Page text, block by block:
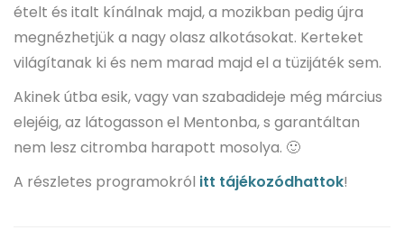
ételt és italt kínálnak majd, a mozikban pedig újra
megnézhetjük a nagy olasz alkotásokat. Kerteket
világítanak ki és nem marad majd el a tüzijáték sem.
Akinek útba esik, vagy van szabadideje még március
elejéig, az látogasson el Mentonba, s garantáltan
nem lesz citromba harapott mosolya. 🙂
A részletes programokról itt tájékozódhattok!